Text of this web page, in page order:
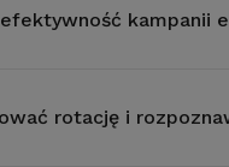
kampanii
rotację i